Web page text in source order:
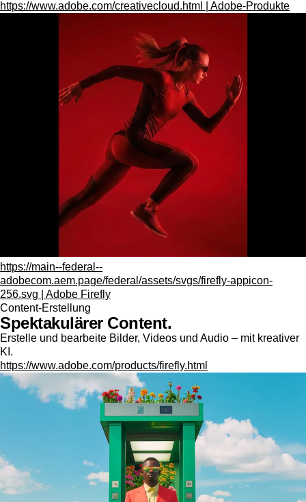
https://www.adobe.com/creativecloud.html | Adobe-Produkte
https://main--federal--
adobecom.aem.page/federal/assets/svgs/firefly-appicon-
256.svg | Adobe Firefly
Content-Erstellung
Spektakulärer Content.
Erstelle und bearbeite Bilder, Videos und Audio – mit kreativer
KI.
https://www.adobe.com/products/firefly.html